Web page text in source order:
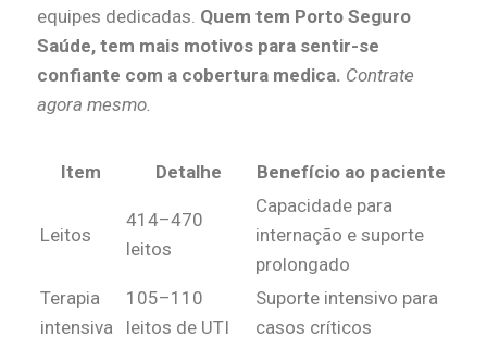
equipes dedicadas. Quem tem Porto Seguro
Saúde, tem mais motivos para sentir-se
confiante com a cobertura medica. Contrate
agora mesmo.
Item Detalhe Benefício ao paciente
Leitos
414–470
leitos
Capacidade para
internação e suporte
prolongado
Terapia
intensiva
105–110
leitos de UTI
Suporte intensivo para
casos críticos